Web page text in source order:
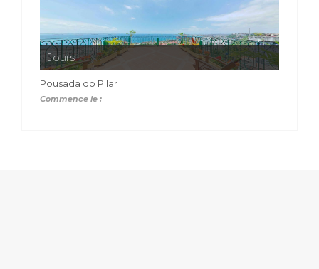
Jours
Pousada do Pilar
Commence le :